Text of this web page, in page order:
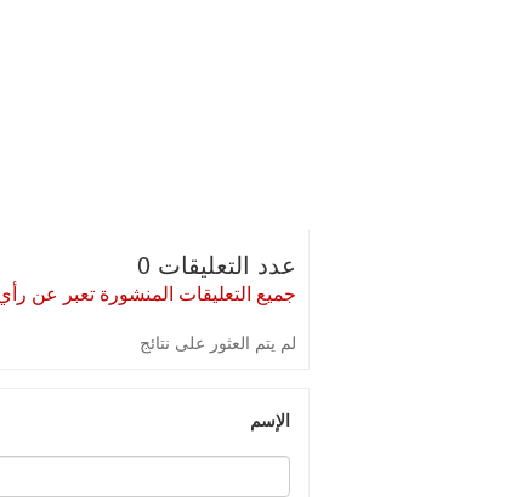
عدد التعليقات 0
جميع التعليقات المنشورة تعبر عن
لم يتم العثور على نتائج
الإسم